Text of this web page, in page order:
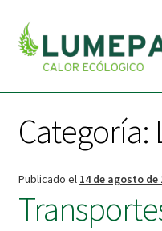
Ir
a
navegación
Ir
al
contenido
INICIO
QUIÉNES SOMOS
BRIQUETAS
TIENDA
Categoría:
Publicado el 14 de agosto de